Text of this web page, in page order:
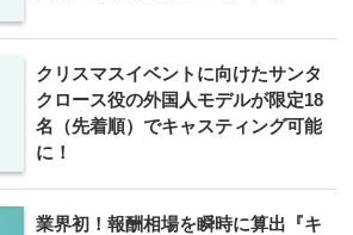
クリスマスイベントに向けたサンタ
クロース役の外国人モデルが限定18
名（先着順）でキャスティング可能
に！
業界初！報酬相場を瞬時に算出『キ